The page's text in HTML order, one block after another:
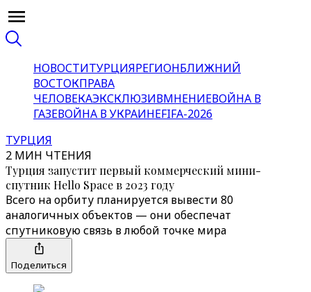
НОВОСТИТУРЦИЯРЕГИОНБЛИЖНИЙ
ВОСТОКПРАВА
ЧЕЛОВЕКАЭКСКЛЮЗИВМНЕНИЕВОЙНА В
ГАЗЕВОЙНА В УКРАИНЕFIFA-2026
ТУРЦИЯ
2 МИН ЧТЕНИЯ
Турция запустит первый коммерческий мини-
спутник Hello Space в 2023 году
Всего на орбиту планируется вывести 80
аналогичных объектов — они обеспечат
спутниковую связь в любой точке мира
Поделиться